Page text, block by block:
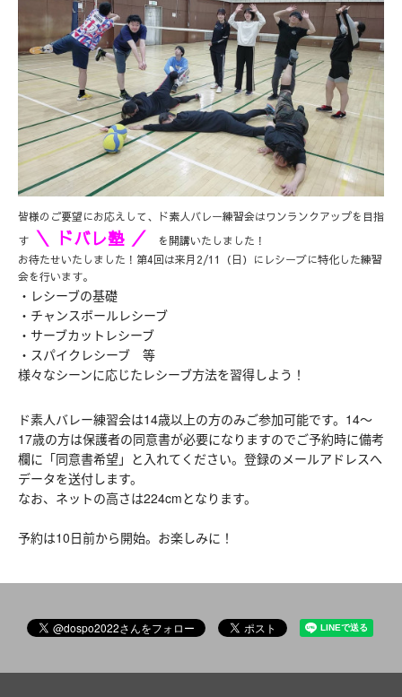
皆様のご要望にお応えして、ド素人バレー練習会はワンランクアップを目指
す ＼ ドバレ塾 ／ を開講いたしました！
お待たせいたしました！第4回は来月2/11（日）にレシーブに特化した練習
会を行います。
・レシーブの基礎
・チャンスボールレシーブ
・サーブカットレシーブ
・スパイクレシーブ 等
様々なシーンに応じたレシーブ方法を習得しよう！
ド素人バレー練習会は14歳以上の方のみご参加可能です。14～
17歳の方は保護者の同意書が必要になりますのでご予約時に備考
欄に「同意書希望」と入れてください。登録のメールアドレスへ
データを送付します。
なお、ネットの高さは224cmとなります。
予約は10日前から開始。お楽しみに！